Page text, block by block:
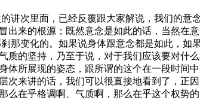
次里面，已经反覆跟大家解说，我们的意
来的根源；既然意念是如此的话，当然在
变化的。如果说身体跟意念都是如此，如
质的坚持，乃至于说，对于我们应该要对什
体所展现的姿态，跟所谓的这个在一段时间
来讲的话，我们可以很直接地看到了，正
么在乎格调啊、气质啊，那么在乎这个权势